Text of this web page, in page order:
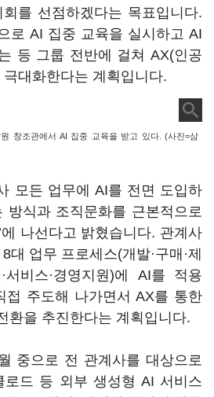
를 선점하겠다는 목표입니다.
로 AI 집중 교육을 실시하고 AI
등 그룹 전반에 걸쳐 AX(인공
대화한다는 계획입니다.
창조관에서 AI 집중 교육을 받고 있다. (사진=삼
모든 업무에 AI를 전면 도입하
방식과 조직문화를 근본적으로
’에 나선다고 밝혔습니다. 관계사
대 업무 프로세스(개발·구매·제
·서비스·경영지원)에 AI를 적용
접 주도해 나가면서 AX를 통한
환을 추진한다는 계획입니다.
중으로 전 관계사를 대상으로
로드 등 외부 생성형 AI 서비스